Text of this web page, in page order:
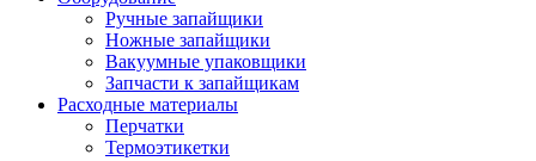
Ручные запайщики
Ножные запайщики
Вакуумные упаковщики
Запчасти к запайщикам
Расходные материалы
Перчатки
Термоэтикетки